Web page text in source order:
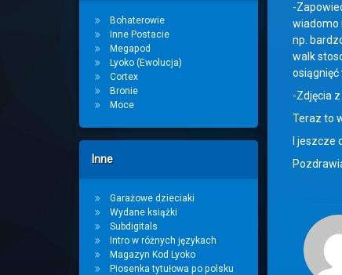
-
wiadomo
np.
walk
osiągnięć
-Zdjęcia
Teraz to
I jeszcze
Bohaterowie
Inne Postacie
Megapod
Lyoko (Ewolucja)
Cortex
Bronie
Moce
Inne
Garażowe dzieciaki
Wydane książki
Subdigitals
Intro w różnych językach
Magazyn Kod Lyoko
Piosenka tytułowa po polsku